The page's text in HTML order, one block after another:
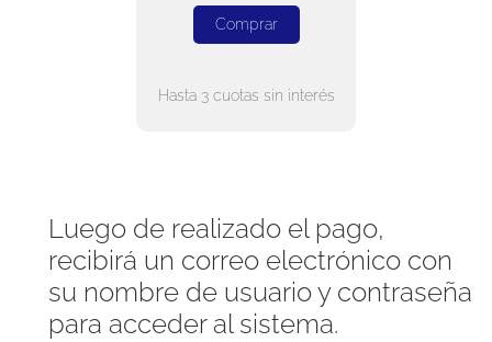
Comprar
Hasta 3 cuotas sin interés
Luego de realizado el pago,
recibirá un correo electrónico con
su nombre de usuario y contraseña
para acceder al sistema.